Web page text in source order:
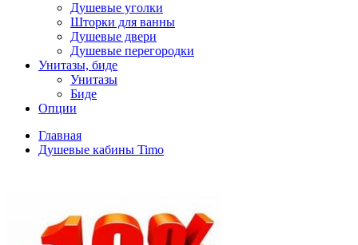
Душевые уголки
Шторки для ванны
Душевые двери
Душевые перегородки
Унитазы, биде
Унитазы
Биде
Опции
Главная
Душевые кабины Timo